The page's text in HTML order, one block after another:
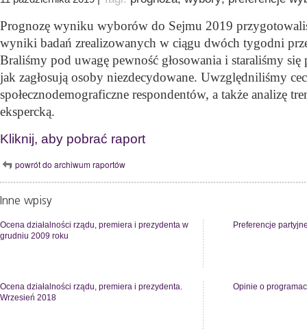
Prognozę wyniku wyborów do Sejmu 2019
wyniki badań zrealizowanych w ciągu dwóch tygodni
Braliśmy pod uwagę pewność głosowania i staraliśmy
jak zagłosują osoby niezdecydowane. Uwzględniliśmy
społecznodemograficzne respondentów, a także analizę
ekspercką.
Kliknij, aby pobrać raport
powrót do archiwum raportów
Inne wpisy
Ocena działalności rządu, premiera i prezydenta w
grudniu 2009 roku
Preferencje
Ocena działalności rządu, premiera i prezydenta.
Wrzesień 2018
Opinie o